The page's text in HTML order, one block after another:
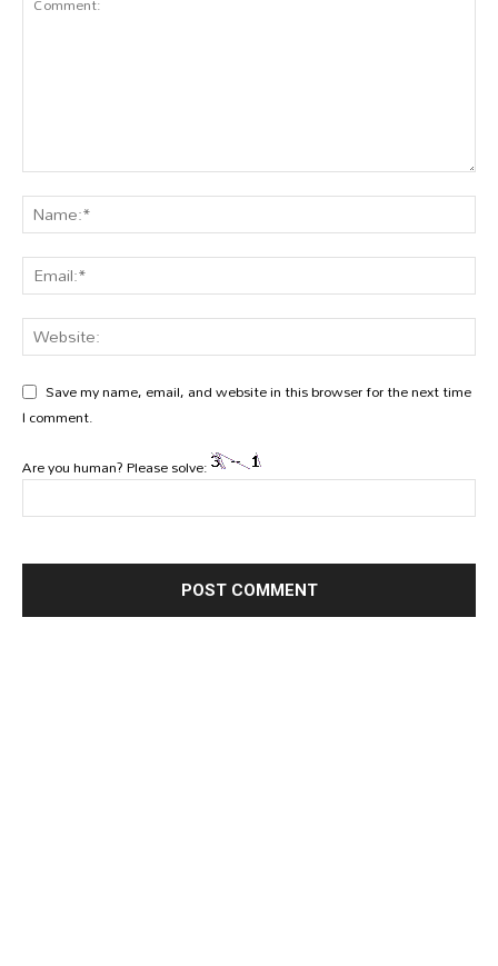
Save my name, email, and website in this browser for the next time
I comment.
Are you human? Please solve: